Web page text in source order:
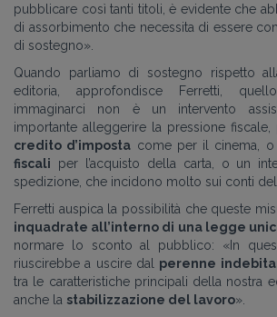
pubblicare così tanti titoli, è evidente che
di assorbimento che necessita di essere
di sostegno».
Quando parliamo di sostegno rispetto
editoria, approfondisce Ferretti,
immaginarci non è un intervento
importante alleggerire la pressione
credito d’imposta come per il cinema,
fiscali per l’acquisto della carta, o un
spedizione, che incidono molto sui conti
Ferretti auspica la possibilità che queste
inquadrate all’interno di una legge
normare lo sconto al pubblico: «In
riuscirebbe a uscire dal perenne
tra le caratteristiche principali della nostra
anche la stabilizzazione del lavoro».